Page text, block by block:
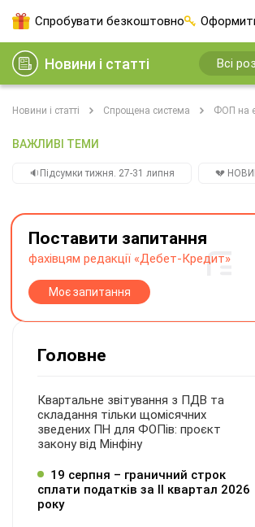
Спробувати безкоштовно
Новини і статті Всі
Новини і статті Спрощена система ФОП на
ВАЖЛИВІ ТЕМИ
🔉Підсумки тижня. 27-31 липня 💔
Поставити запитання
фахівцям редакції «Дебет-Кредит»
Моє запитання
Головне
Квартальне звітування з ПДВ та
складання тільки щомісячних
зведених ПН для ФОПів: проєкт
закону від Мінфіну
19 серпня – граничний строк
сплати податків за ІI квартал 2026
року